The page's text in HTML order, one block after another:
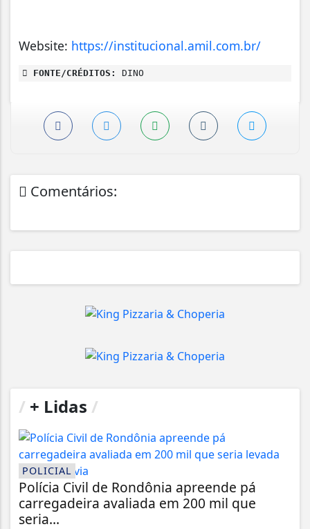
Website: https://institucional.amil.com.br/
FONTE/CRÉDITOS: DINO
Comentários:
/ + Lidas /
POLICIAL
Polícia Civil de Rondônia apreende pá
carregadeira avaliada em 200 mil que
seria...